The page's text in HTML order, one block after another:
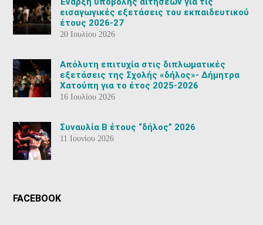
εισαγωγικές εξετάσεις του εκπαιδευτικού
έτους 2026-27
20 Ιουλίου 2026
Aπόλυτη επιτυχία στις διπλωματικές
εξετάσεις της Σχολής «δήλος»- Δήμητρα
Χατούπη για το έτος 2025-2026
16 Ιουλίου 2026
Συναυλία Β έτους “δήλος” 2026
11 Ιουνίου 2026
FACEBOOK